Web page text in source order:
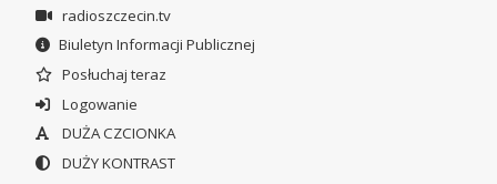
radioszczecin.tv
Biuletyn Informacji Publicznej
Posłuchaj teraz
Logowanie
DUŻA CZCIONKA
DUŻY KONTRAST